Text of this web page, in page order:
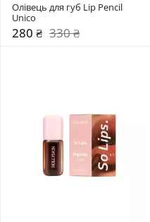
Олівець для губ Lip Pencil
Unico
280 ₴ 330 ₴